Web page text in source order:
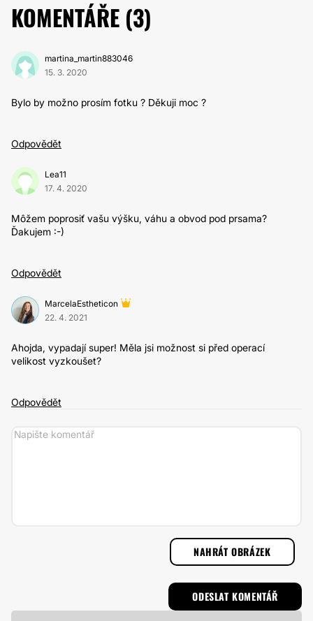
KOMENTÁŘE (3)
martina_martin883046
15. 3. 2020
Bylo by možno prosím fotku ? Děkuji moc ?
Odpovědět
Lea11
17. 4. 2020
Môžem poprosiť vašu výšku, váhu a obvod pod prsama?
Ďakujem :-)
Odpovědět
MarcelaEstheticon
22. 4. 2021
Ahojda, vypadají super! Měla jsi možnost si před operací
velikost vyzkoušet?
Odpovědět
NAHRÁT OBRÁZEK